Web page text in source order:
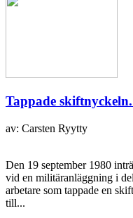
Tappade
av: Carsten Ryytty
Den 19 september 1980
vid en militäranläggning i
arbetare som tappade en
till...